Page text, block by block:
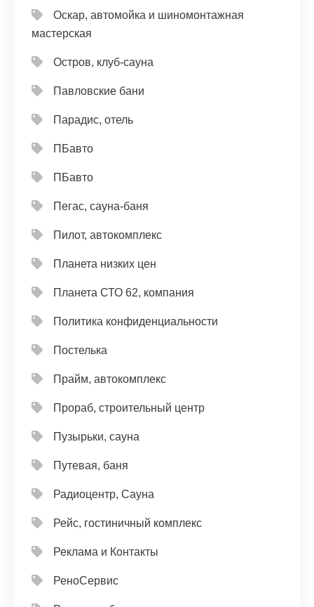
Оскар, автомойка и шиномонтажная
мастерская
Остров, клуб-сауна
Павловские бани
Парадис, отель
ПБавто
ПБавто
Пегас, сауна-баня
Пилот, автокомплекс
Планета низких цен
Планета СТО 62, компания
Политика конфиденциальности
Постелька
Прайм, автокомплекс
Прораб, строительный центр
Пузырьки, сауна
Путевая, баня
Радиоцентр, Сауна
Рейс, гостиничный комплекс
Реклама и Контакты
РеноСервис